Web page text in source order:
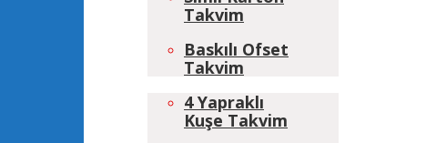
Takvim
Baskılı Ofset
Takvim
4 Yapraklı
Kuşe Takvim